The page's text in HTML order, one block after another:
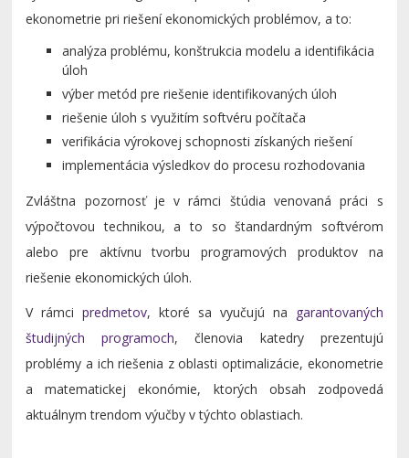
ekonometrie pri riešení ekonomických problémov, a to:
analýza problému, konštrukcia modelu a identifikácia
úloh
výber metód pre riešenie identifikovaných úloh
riešenie úloh s využitím softvéru počítača
verifikácia výrokovej schopnosti získaných riešení
implementácia výsledkov do procesu rozhodovania
Zvláštna pozornosť je v rámci štúdia venovaná práci s
výpočtovou technikou, a to so štandardným softvérom
alebo pre aktívnu tvorbu programových produktov na
riešenie ekonomických úloh.
V rámcipredmetov, ktoré sa vyučujú na garantovaných
študijných programoch, členovia katedry prezentujú
problémy a ich riešenia z oblasti optimalizácie, ekonometrie
a matematickej ekonómie, ktorých obsah zodpovedá
aktuálnym trendom výučby v týchto oblastiach.